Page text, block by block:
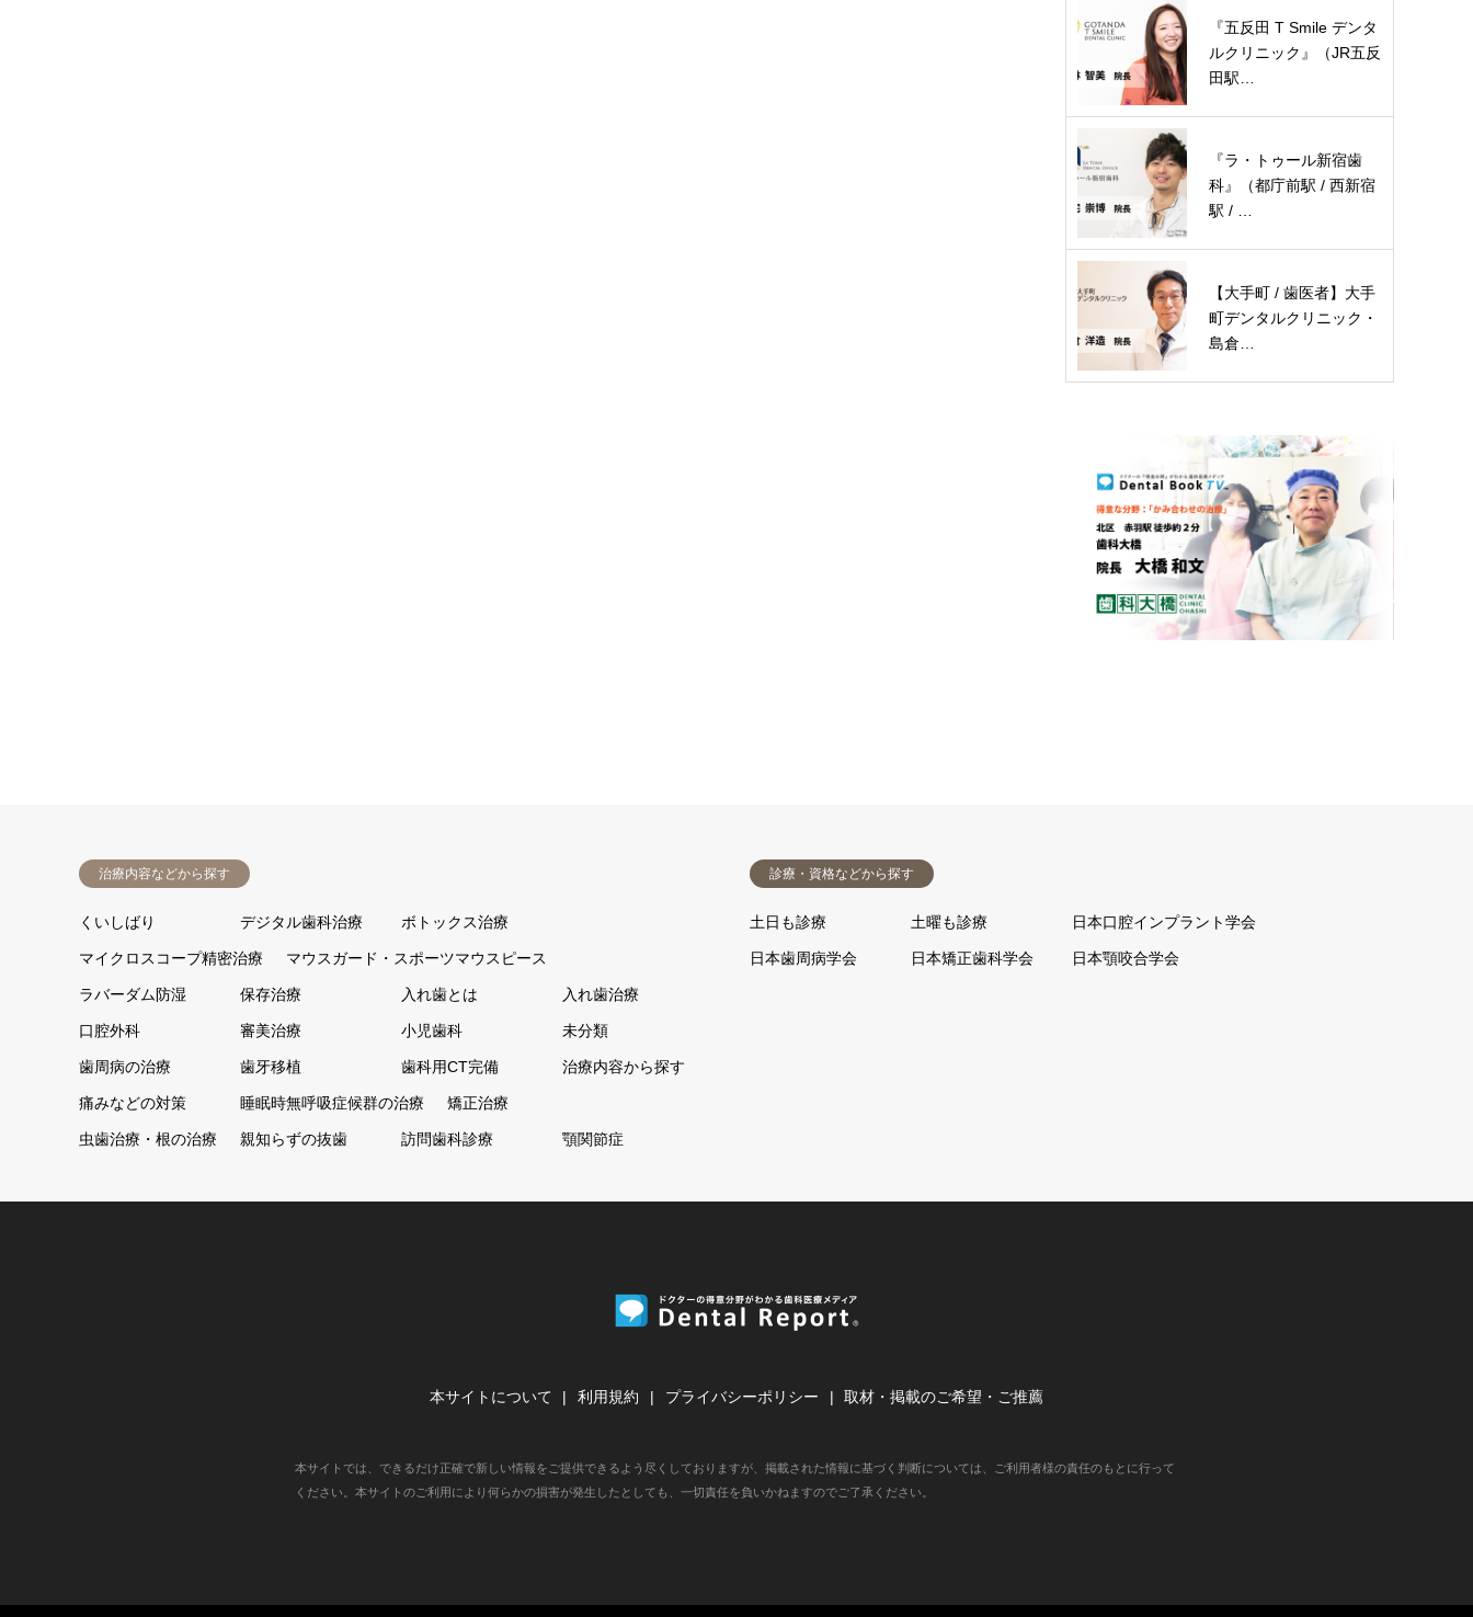
『五反田 T Smile デンタ
ルクリニック』（JR五反
田駅…
『ラ・トゥール新宿歯
科』（都庁前駅 / 西新宿
駅 / …
【大手町 / 歯医者】大手
町デンタルクリニック・
島倉…
治療内容などから探す
くいしばり デジタル歯科治療 ボトックス治療
マイクロスコープ精密治療 マウスガード・スポーツマウスピース
ラバーダム防湿 保存治療 入れ歯とは 入れ歯治療
口腔外科 審美治療 小児歯科 未分類
歯周病の治療 歯牙移植 歯科用CT完備 治療内容から探す
痛みなどの対策 睡眠時無呼吸症候群の治療 矯正治療
虫歯治療・根の治療 親知らずの抜歯 訪問歯科診療 顎関節症
診療・資格などから探す
土日も診療 土曜も診療 日本口腔インプラント学会
日本歯周病学会 日本矯正歯科学会 日本顎咬合学会
本サイトについて 利用規約 プライバシーポリシー 取材・掲載のご希望・ご推薦
本サイトでは、できるだけ正確で新しい情報をご提供できるよう尽くしておりますが、掲載された情報に基づく判断については、ご利用者様の責任のもとに行って
ください。本サイトのご利用により何らかの損害が発生したとしても、一切責任を負いかねますのでご了承ください。